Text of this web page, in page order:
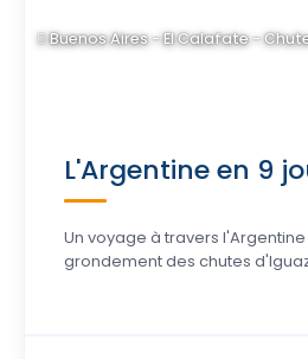
Buenos Aires - El Calafate -
L'Argentine en 9
Un voyage à travers
grondement des chutes